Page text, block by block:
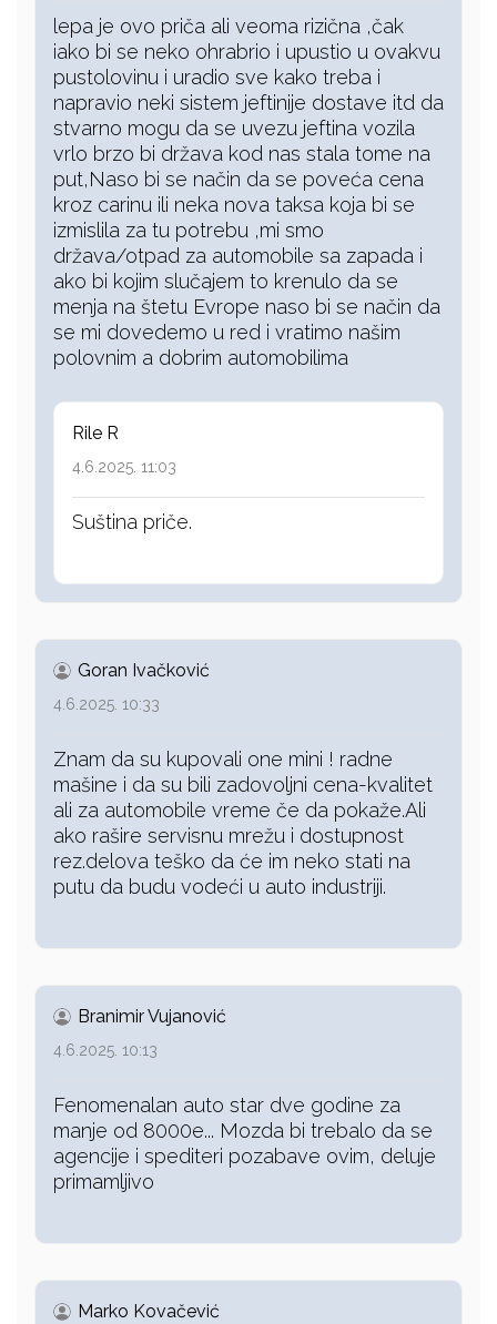
lepa je ovo priča ali veoma rizična ,čak
iako bi se neko ohrabrio i upustio u ovakvu
pustolovinu i uradio sve kako treba i
napravio neki sistem jeftinije dostave itd da
stvarno mogu da se uvezu jeftina vozila
vrlo brzo bi država kod nas stala tome na
put,Naso bi se način da se poveća cena
kroz carinu ili neka nova taksa koja bi se
izmislila za tu potrebu ,mi smo
država/otpad za automobile sa zapada i
ako bi kojim slučajem to krenulo da se
menja na štetu Evrope naso bi se način da
se mi dovedemo u red i vratimo našim
polovnim a dobrim automobilima
Rile R
4.6.2025. 11:03
Suština priče.
Goran Ivačković
4.6.2025. 10:33
Znam da su kupovali one mini ! radne
mašine i da su bili zadovoljni cena-kvalitet
ali za automobile vreme če da pokaže.Ali
ako rašire servisnu mrežu i dostupnost
rez.delova teško da će im neko stati na
putu da budu vodeći u auto industriji.
Branimir Vujanović
4.6.2025. 10:13
Fenomenalan auto star dve godine za
manje od 8000e... Mozda bi trebalo da se
agencije i spediteri pozabave ovim, deluje
primamljivo
Marko Kovačević